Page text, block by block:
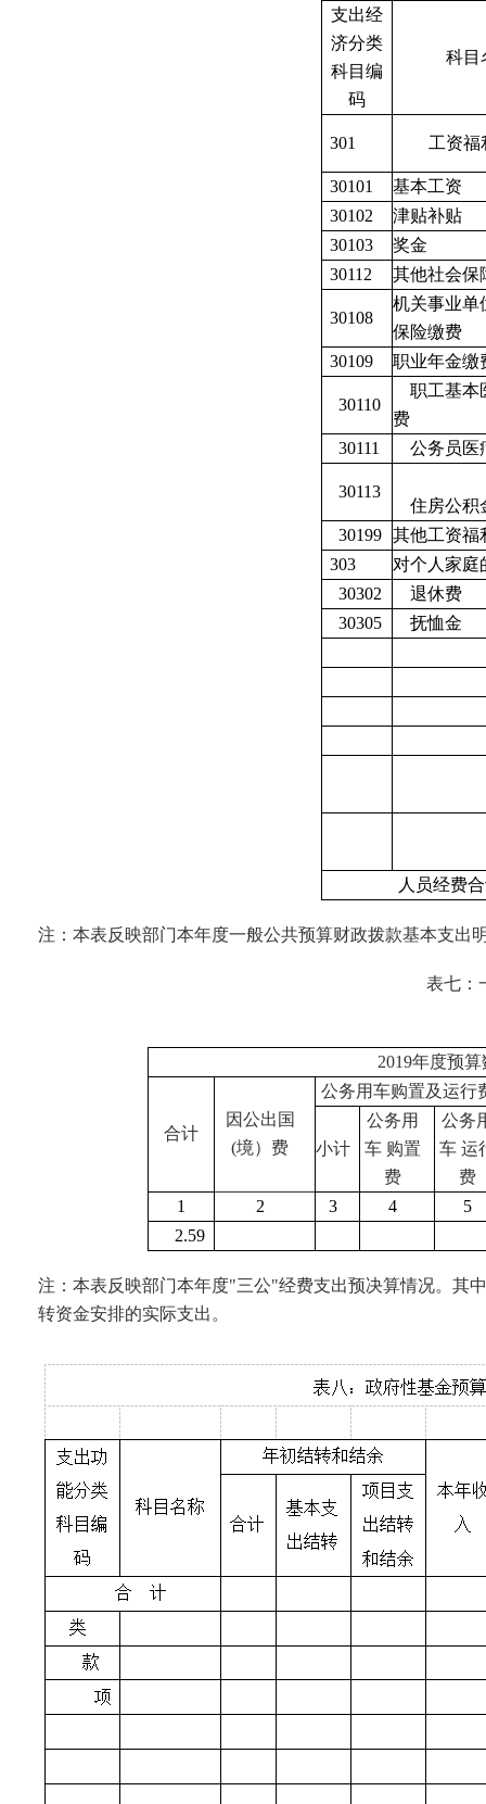
支出经
济分类
科目编
码
科目
301 工资福
30101
基本工资
30102
津贴补贴
30103
奖金
30112
其他社会保
30108
机关事业单
保险缴费
30109
职业年金缴
30110
职工基本
费
30111
公务员医
30113
住房公积
30199 其他工资福
303
对个人家庭
30302
退休费
30305
抚恤金
人员经费
注：本表反映部门本年度一般公共预算财政拨款基本支出
表七：
2019年度预算
合计
因公出国
(境）费
公务用车购置及运行
小计
公务用
车 购置
费
公务
车 运
费
1
2 3 4
5
2.59
注：本表反映部门本年度"三公"经费支出预决算情况。其
转资金安排的实际支出。